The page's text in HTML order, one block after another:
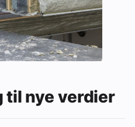
til nye verdier